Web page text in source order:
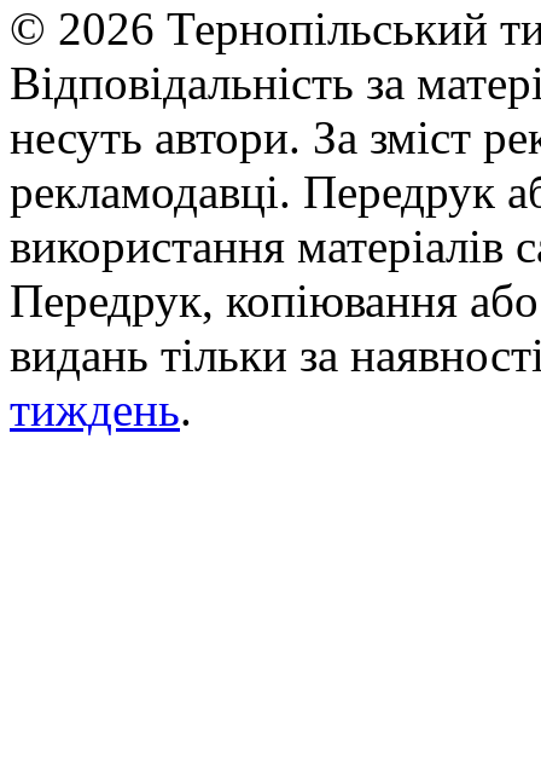
© 2026 Тернопільський
Відповідальність за
несуть автори. За зміст
рекламодавці. Передрук
використання матеріалів
Передрук, копіювання
видань тільки за
тиждень.